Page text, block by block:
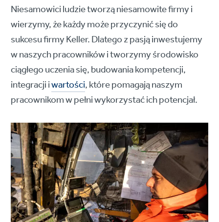
Niesamowici ludzie tworzą niesamowite firmy i
wierzymy, że każdy może przyczynić się do
sukcesu firmy Keller. Dlatego z pasją inwestujemy
w naszych pracowników i tworzymy środowisko
ciągłego uczenia się, budowania kompetencji,
integracji iwartości, które pomagają naszym
pracownikom w pełni wykorzystać ich potencjał.